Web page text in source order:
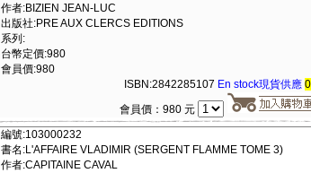
作者:BIZIEN JEAN-LUC
出版社:PRE AUX CLERCS EDITIONS
系列:
台幣定價:980
會員價:980
ISBN:2842285107 En stock現貨供應
會員價：980 元
編號:103000232
書名:L'AFFAIRE VLADIMIR (SERGENT FLAMME TOME 3)
作者:CAPITAINE CAVAL